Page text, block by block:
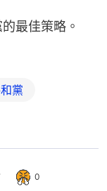
最佳策略。
黨
0